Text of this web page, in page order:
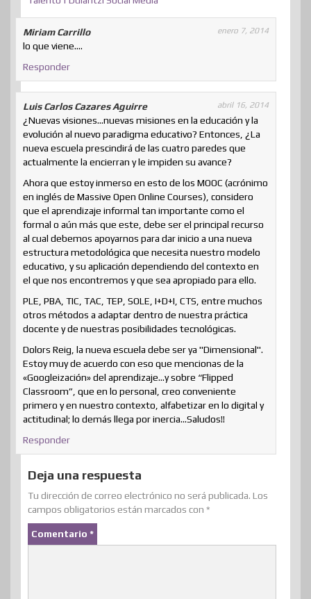
Miriam Carrillo enero 7, 2014
lo que viene….
Responder
Luis Carlos Cazares Aguirre abril 16, 2014
¿Nuevas visiones…nuevas misiones en la educación y la
evolución al nuevo paradigma educativo? Entonces, ¿La
nueva escuela prescindirá de las cuatro paredes que
actualmente la encierran y le impiden su avance?
Ahora que estoy inmerso en esto de los MOOC (acrónimo
en inglés de Massive Open Online Courses), considero
que el aprendizaje informal tan importante como el
formal o aún más que este, debe ser el principal recurso
al cual debemos apoyarnos para dar inicio a una nueva
estructura metodológica que necesita nuestro modelo
educativo, y su aplicación dependiendo del contexto en
el que nos encontremos y que sea apropiado para ello.
PLE, PBA, TIC, TAC, TEP, SOLE, I+D+I, CTS, entre muchos
otros métodos a adaptar dentro de nuestra práctica
docente y de nuestras posibilidades tecnológicas.
Dolors Reig, la nueva escuela debe ser ya "Dimensional".
Estoy muy de acuerdo con eso que mencionas de la
«Googleización» del aprendizaje…y sobre “Flipped
Classroom”, que en lo personal, creo conveniente
primero y en nuestro contexto, alfabetizar en lo digital y
actitudinal; lo demás llega por inercia…Saludos!!
Responder
Deja una respuesta
Tu dirección de correo electrónico no será publicada. Los
campos obligatorios están marcados con *
Comentario *